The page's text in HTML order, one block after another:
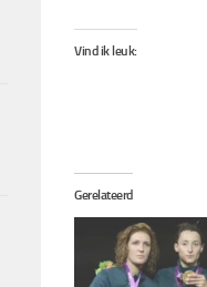
Vind ik leuk:
Gerelateerd